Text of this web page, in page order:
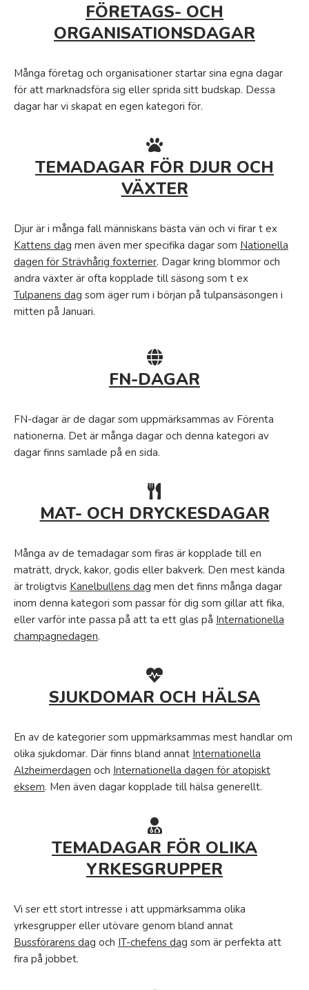
FÖRETAGS- OCH
ORGANISATIONSDAGAR
Många företag och organisationer startar sina egna dagar
för att marknadsföra sig eller sprida sitt budskap. Dessa
dagar har vi skapat en egen kategori för.
TEMADAGAR FÖR DJUR OCH
VÄXTER
Djur är i många fall människans bästa vän och vi firar t ex
Kattens dag men även mer specifika dagar som Nationella
dagen för Strävhårig foxterrier. Dagar kring blommor och
andra växter är ofta kopplade till säsong som t ex
Tulpanens dag som äger rum i början på tulpansäsongen i
mitten på Januari.
FN-DAGAR
FN-dagar är de dagar som uppmärksammas av Förenta
nationerna. Det är många dagar och denna kategori av
dagar finns samlade på en sida.
MAT- OCH DRYCKESDAGAR
Många av de temadagar som firas är kopplade till en
maträtt, dryck, kakor, godis eller bakverk. Den mest kända
är troligtvis Kanelbullens dag men det finns många dagar
inom denna kategori som passar för dig som gillar att fika,
eller varför inte passa på att ta ett glas på Internationella
champagnedagen.
SJUKDOMAR OCH HÄLSA
En av de kategorier som uppmärksammas mest handlar om
olika sjukdomar. Där finns bland annat Internationella
Alzheimerdagen och Internationella dagen för atopiskt
eksem. Men även dagar kopplade till hälsa generellt.
TEMADAGAR FÖR OLIKA
YRKESGRUPPER
Vi ser ett stort intresse i att uppmärksamma olika
yrkesgrupper eller utövare genom bland annat
Bussförarens dag och IT-chefens dag som är perfekta att
fira på jobbet.